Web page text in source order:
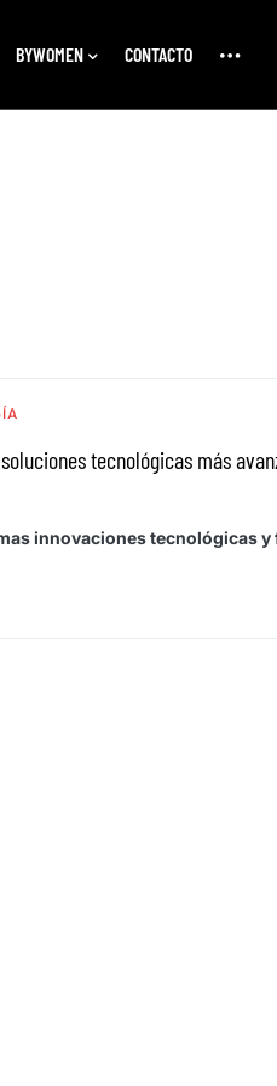
BYWOMEN CONTACTO
tecnológicas más
innovaciones tecnológicas